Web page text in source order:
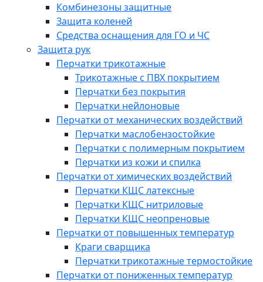
Комбинезоны защитные
Защита коленей
Средства оснащения для ГО и ЧС
Защита рук
Перчатки трикотажные
Трикотажные с ПВХ покрытием
Перчатки без покрытия
Перчатки нейлоновые
Перчатки от механических воздействий
Перчатки маслобензостойкие
Перчатки с полимерным покрытием
Перчатки из кожи и спилка
Перчатки от химических воздействий
Перчатки КЩС латексные
Перчатки КЩС нитриловые
Перчатки КЩС неопреновые
Перчатки от повышенных температур
Краги сварщика
Перчатки трикотажные термостойкие
Перчатки от пониженных температур